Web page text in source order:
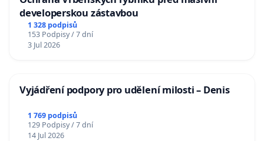
developerskou zástavbou
1 328 podpisů
153 Podpisy / 7 dní
3 Jul 2026
Vyjádření podpory pro udělení milosti – Denis
1 769 podpisů
129 Podpisy / 7 dní
14 Jul 2026